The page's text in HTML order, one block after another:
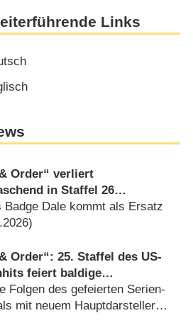
Links
Order“ verliert
in Staffel 26
Badge Dale kommt als Ersatz
)
Order“: 25. Staffel des US-
feiert baldige
Folgen des gefeierten Serien-
mit neuem Hauptdarsteller